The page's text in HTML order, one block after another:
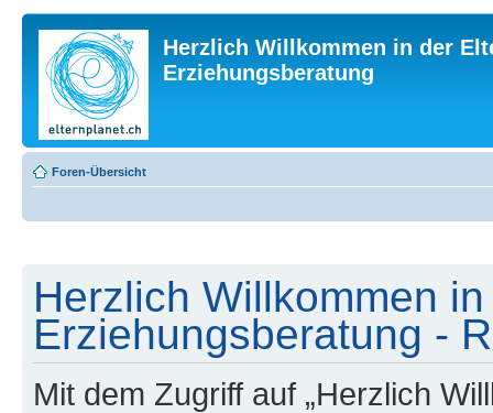
Herzlich Willkommen in der
Erziehungsberatung
Foren-Übersicht
Herzlich Willkommen
Erziehungsberatung -
Mit dem Zugriff auf „Herzlich